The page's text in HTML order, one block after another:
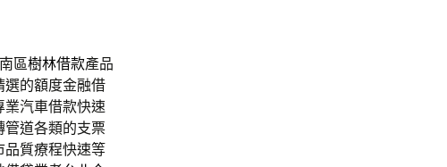
區樹林借款產品
選的額度金融借
業汽車借款快速
管道各類的支票
品質療程快速等